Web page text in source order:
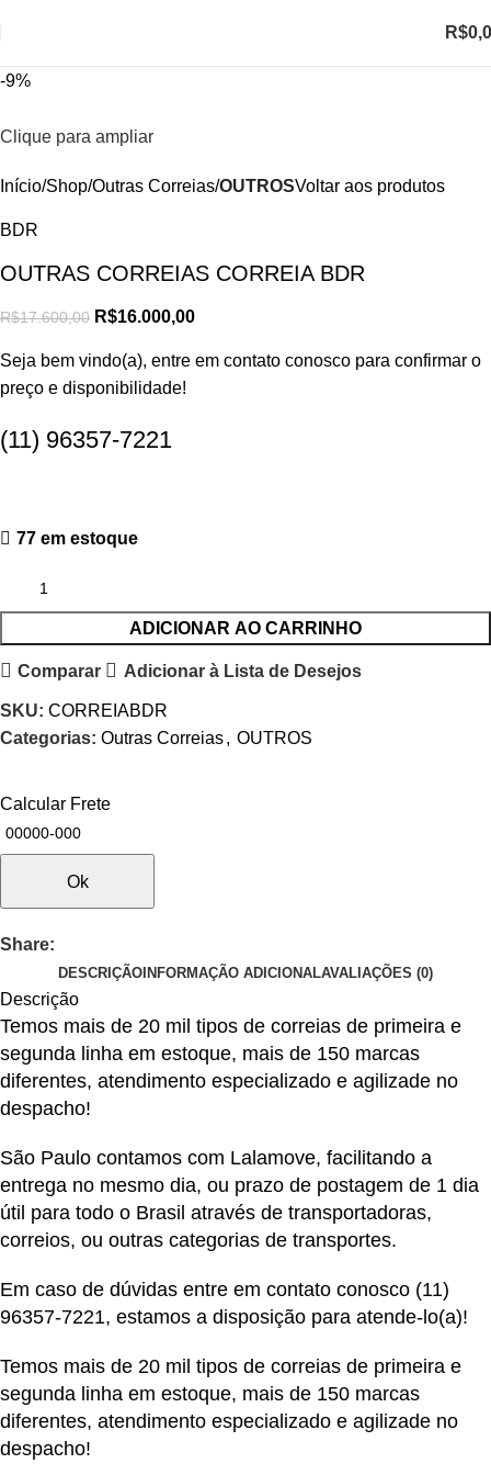
R$
-9%
Clique para ampliar
Início Shop Outras Correias OUTROSVoltar aos produtos
BDR
OUTRAS CORREIAS CORREIA BDR
R$17.600,00 R$16.000,00
Seja bem vindo(a), entre em contato conosco para confirmar o
preço e disponibilidade!
(11) 96357-7221
77 em estoque
ADICIONAR AO CARRINHO
Comparar Adicionar à Lista de Desejos
SKU: CORREIABDR
Categorias: Outras Correias, OUTROS
Calcular Frete
Ok
Share:
DESCRIÇÃO INFORMAÇÃO ADICIONALAVALIAÇÕES (0)
Descrição
Temos mais de 20 mil tipos de correias de primeira e
segunda linha em estoque, mais de 150 marcas
diferentes, atendimento especializado e agilizade no
despacho!
São Paulo contamos com Lalamove, facilitando a
entrega no mesmo dia, ou prazo de postagem de 1 dia
útil para todo o Brasil através de transportadoras,
correios, ou outras categorias de transportes.
Em caso de dúvidas entre em contato conosco (11)
96357-7221, estamos a disposição para atende-lo(a)!
Temos mais de 20 mil tipos de correias de primeira e
segunda linha em estoque, mais de 150 marcas
diferentes, atendimento especializado e agilizade no
despacho!